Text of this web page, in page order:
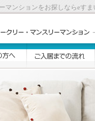
マンションをお探しならeすま